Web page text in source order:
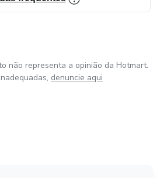
para concurseiro.
não representa a opinião da Hotmart.
denuncie aqui